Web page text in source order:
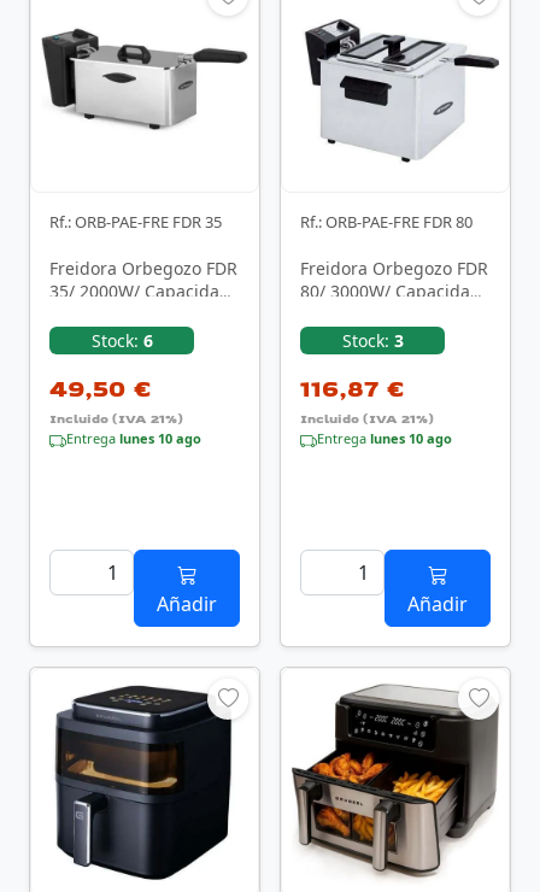
Rf.: ORB-PAE-FRE FDR 35
Freidora Orbegozo FDR
35/ 2000W/ Capacidad
Stock: 6
49,50 €
Incluido (IVA 21%)
Entrega lunes 10 ago
Añadir
Rf.: ORB-PAE-FRE FDR 80
Freidora Orbegozo FDR
80/ 3000W/ Capacidad
Stock: 3
116,87 €
Incluido (IVA 21%)
Entrega lunes 10 ago
Añadir